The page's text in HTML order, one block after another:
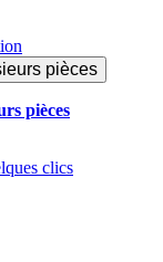
pièces
pièces
clics